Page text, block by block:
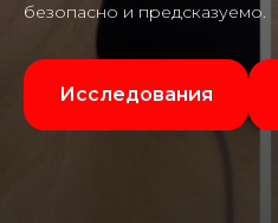
безопасно и предсказуемо.
Исследования